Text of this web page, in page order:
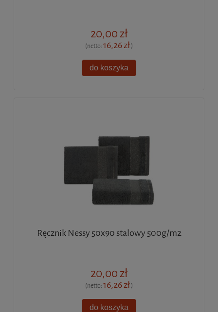
20,00 zł
(netto:16,26 zł)
do koszyka
Ręcznik Nessy 50x90 stalowy 500g/m2
20,00 zł
(netto:16,26 zł)
do koszyka